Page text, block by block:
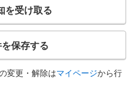
を受け取る
保存する
変更・解除はマイページから行